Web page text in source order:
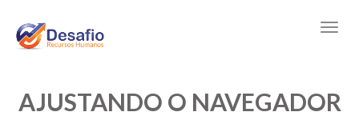
AJUSTANDO O NAVEGADOR